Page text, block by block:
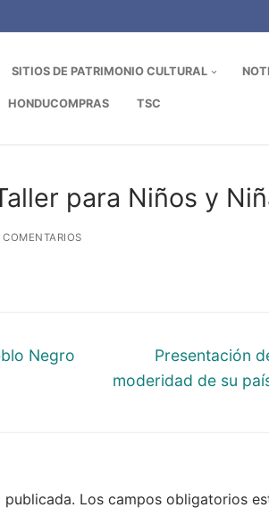
SITIOS DE PATRIMONIO CULTURAL
HONDUCOMPRAS TSC
para Niños y
Negro
Entrada
siguiente:
Presentación
moderidad de su
Los campos obligatorios